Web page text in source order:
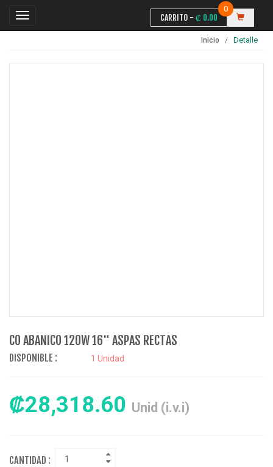
CARRITO - ₡ 0.00
0
Inicio Detalle
CO ABANICO 120W 16" ASPAS RECTAS
DISPONIBLE : 1 Unidad
₡28,318.60 Unid (i.v.i)
CANTIDAD :